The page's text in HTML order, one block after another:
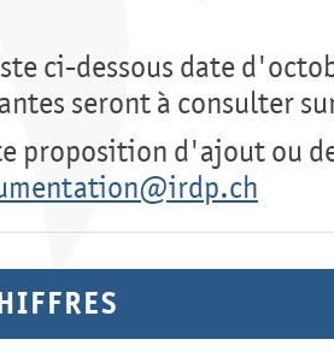
ci-dessous date
seront à consulter
proposition d'ajout ou